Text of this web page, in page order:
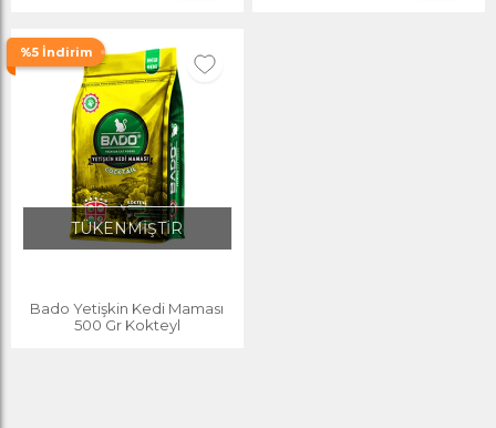
%5 İndirim
TÜKENMİŞTİR
Bado Yetişkin Kedi Maması
500 Gr Kokteyl